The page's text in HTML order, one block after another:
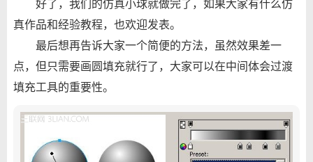
好了，我们的仿真小球就做完了，如果大家有什么仿
真作品和经验教程，也欢迎发表。
最后想再告诉大家一个简便的方法，虽然效果差一
点，但只需要画圆填充就行了，大家可以在中间体会过渡
填充工具的重要性。